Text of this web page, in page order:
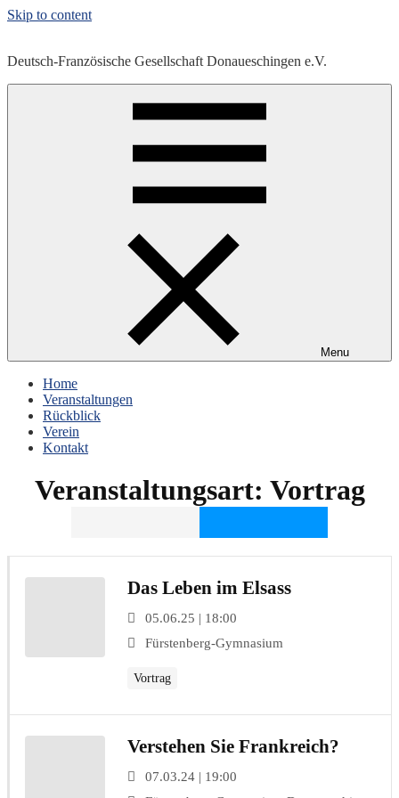
Skip to content
Deutsch-Französische Gesellschaft Donaueschingen e.V.
Menu
Home
Veranstaltungen
Rückblick
Verein
Kontakt
Veranstaltungsart: Vortrag
Das Leben im Elsass
05.06.25 | 18:00
Fürstenberg-Gymnasium
Vortrag
Verstehen Sie Frankreich?
07.03.24 | 19:00